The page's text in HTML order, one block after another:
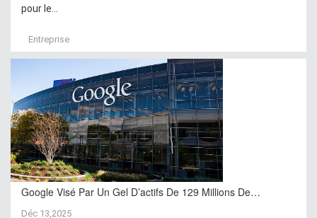
pour le...
Entreprise
Google Visé Par Un Gel D’actifs De 129 Millions De…
Déc 13,2025